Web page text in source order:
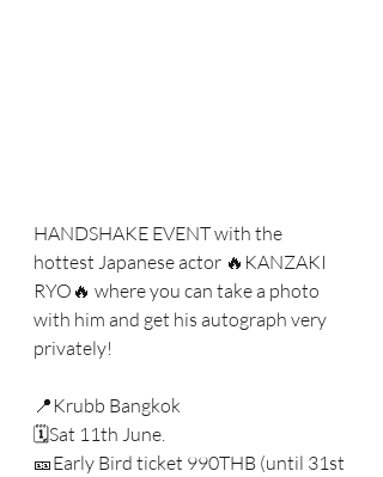
HANDSHAKE EVENT with the
hottest Japanese actor 🔥KANZAKI
RYO🔥 where you can take a photo
with him and get his autograph very
privately!
📍Krubb Bangkok
🗓Sat 11th June.
🎫Early Bird ticket 990THB (until 31st